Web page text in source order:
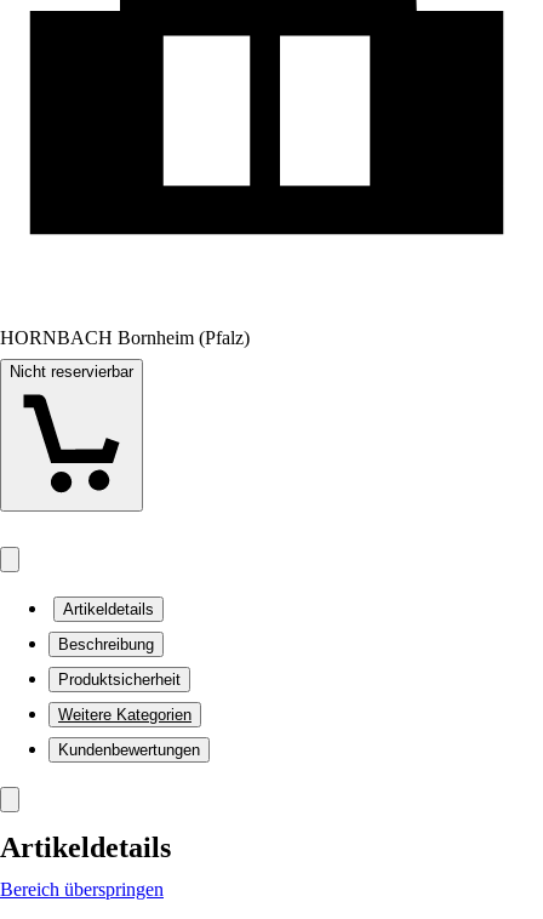
HORNBACH Bornheim (Pfalz)
Nicht reservierbar
Artikeldetails
Beschreibung
Produktsicherheit
Weitere Kategorien
Kundenbewertungen
Artikeldetails
Bereich überspringen